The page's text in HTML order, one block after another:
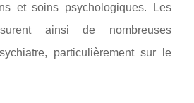
et soins psychologiques. Les
ainsi de nombreuses
particulièrement sur le